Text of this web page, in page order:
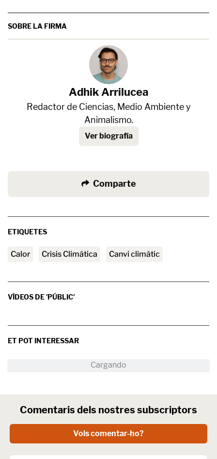
SOBRE LA FIRMA
Adhik Arrilucea
Redactor de Ciencias, Medio Ambiente y
Animalismo.
Ver biografía
Comparte
ETIQUETES
calor Crisis Climática canvi climàtic
VÍDEOS DE 'PÚBLIC'
ET POT INTERESSAR
Comentaris dels nostres subscriptors
Vols comentar-ho?